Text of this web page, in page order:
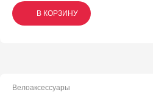
В КОРЗИНУ
В КОРЗИНУ
В КОРЗИНУ
Велоаксессуары